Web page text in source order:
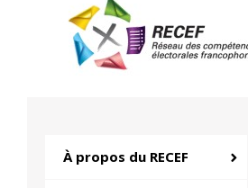
À propos du RECEF